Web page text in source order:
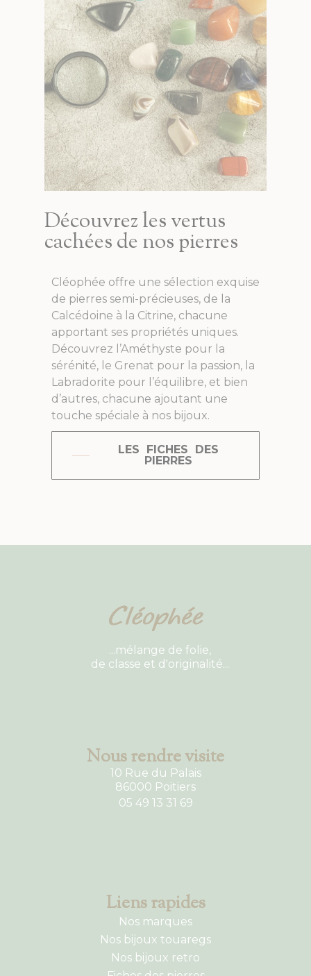
Découvrez les vertus
cachées de nos pierres
Cléophée offre une sélection exquise
de pierres semi-précieuses, de la
Calcédoine à la Citrine, chacune
apportant ses propriétés uniques.
Découvrez l’Améthyste pour la
sérénité, le Grenat pour la passion, la
Labradorite pour l’équilibre, et bien
d’autres, chacune ajoutant une
touche spéciale à nos bijoux.
LES FICHES DES
PIERRES
...mélange de folie,
de classe et d'originalité...
Nous rendre visite
10 Rue du Palais
86000 Poitiers
05 49 13 31 69
Liens rapides
Nos marques
Nos bijoux touaregs
Nos bijoux retro